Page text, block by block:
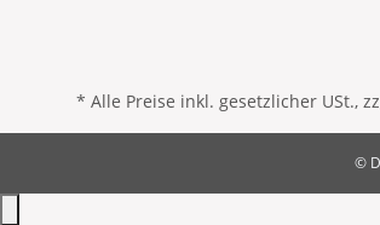
* Alle Preise inkl. gesetzlicher USt.,
©